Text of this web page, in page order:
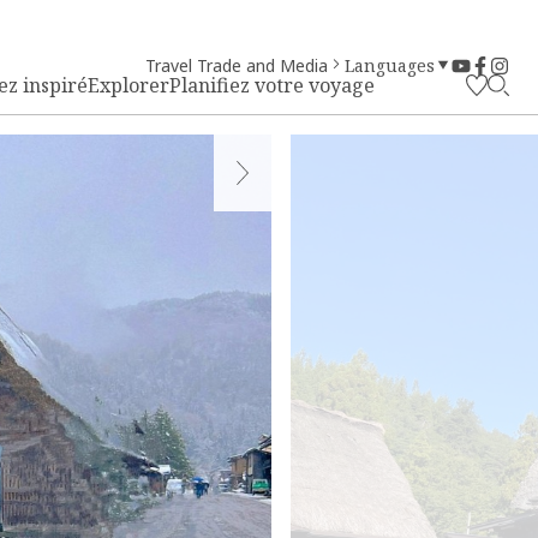
inspiréExplorerPlanifiez votre voyage
Travel Trade and Media Languages